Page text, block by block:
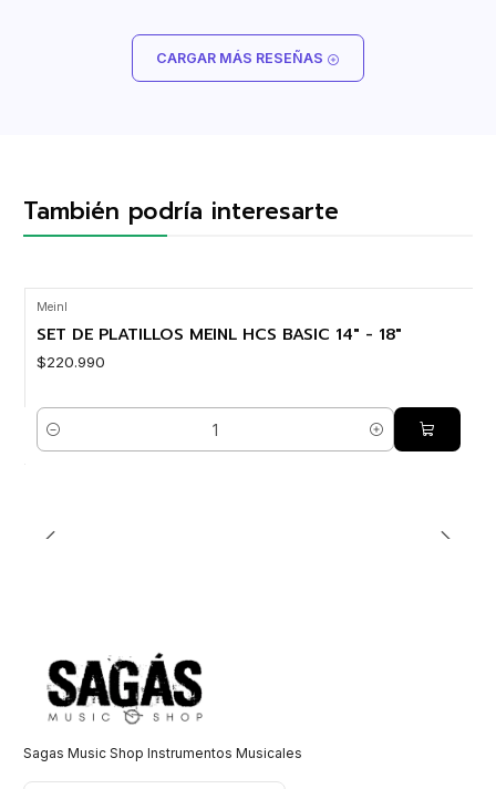
CARGAR MÁS RESEÑAS
También podría interesarte
Meinl
SET DE PLATILLOS MEINL HCS BASIC 14" - 18"
$220.990
Cantidad
Sagas Music Shop Instrumentos Musicales